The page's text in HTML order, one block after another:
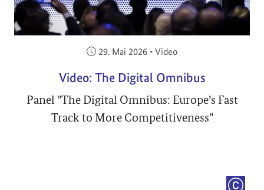
Veröffentlicht am:
29. Mai 2026 • Video
Video: The Digital Omnibus
Panel "The Digital Omnibus: Europe’s Fast
Track to More Competitiveness"